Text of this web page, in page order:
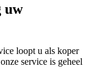
uw
loopt u als koper
service is geheel